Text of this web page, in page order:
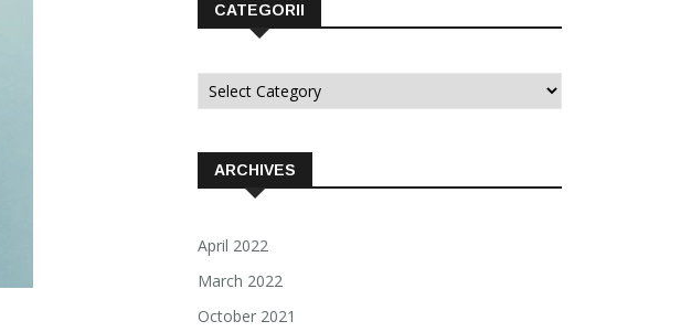
CATEGORII
Categorii
ARCHIVES
April 2022
March 2022
October 2021